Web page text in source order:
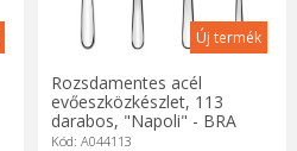
Új termék
Rozsdamentes acél
evőeszközkészlet, 113
darabos, "Napoli" - BRA
Kód: A044113